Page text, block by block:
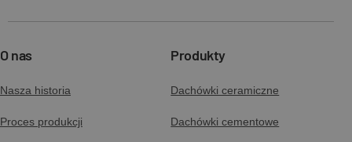
O nas
Nasza historia
Proces produkcji
Produkty
Dachówki ceramiczne
Dachówki cementowe